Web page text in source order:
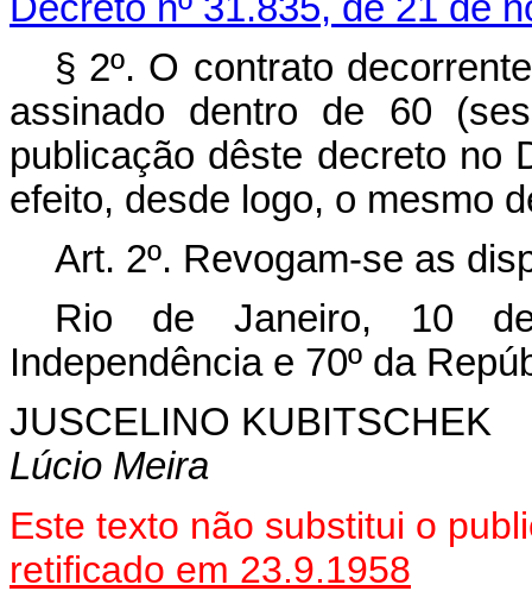
§ 2º. O contrato
assinado dentro de 60
publicação dêste decreto no
efeito, desde logo, o mesmo
Art. 2º. Revogam-se as
Rio de Janeiro, 10
Independência e 70º da
JUSCELINO KUBITSCHEK
Lúcio Meira
Este texto não substitui o
retificado em 23.9.1958